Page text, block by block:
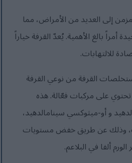
إلى العديد من الأمراض، مما
أمراً بالغ الأهمية. يُعدّ القرفة خياراً
للالتهابات.
القرفة من نوعي القرفة
تحتوي على مركبات فعّالة. هذه
و أو-ميثوكسي سينامالدهيد،
وذلك عن طريق خفض مستويات
ألفا في البلاعم.